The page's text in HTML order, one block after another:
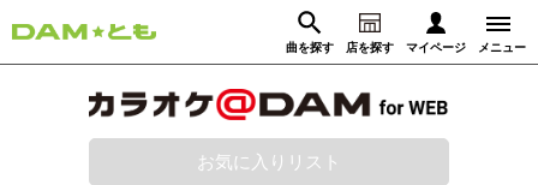
曲を探す 店を探す マイページ メニュー
ログイン
お気に入りリスト